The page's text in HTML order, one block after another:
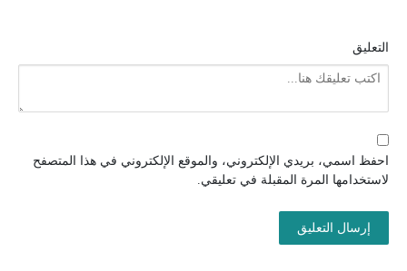
التعليق
احفظ اسمي، بريدي الإلكتروني، والموقع الإلكتروني في هذا المتصفح
لاستخدامها المرة المقبلة في تعليقي.